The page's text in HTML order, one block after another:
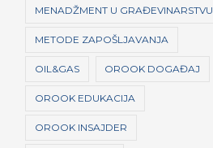
MENADŽMENT U GRAĐEVINARSTVU
METODE ZAPOŠLJAVANJA
OIL&GAS OROOK DOGAĐAJ
OROOK EDUKACIJA
OROOK INSAJDER